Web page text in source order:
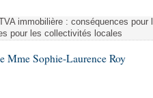
immobilière : conséquences
pour les collectivités locales
Mme Sophie-Laurence Roy